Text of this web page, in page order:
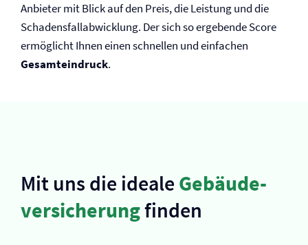
Anbieter mit Blick auf den Preis, die Leistung und die
Schadensfallabwicklung. Der sich so ergebende Score
ermöglicht Ihnen einen schnellen und einfachen
Gesamteindruck.
Mit uns die ideale Gebäude­
versicherungfinden